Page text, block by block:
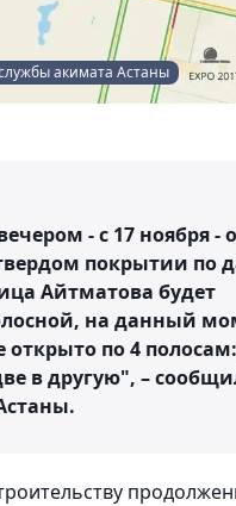
акимата Астаны
- с 17 ноября -
покрытии по
Айтматова будет
на данный
по 4
в другую", –